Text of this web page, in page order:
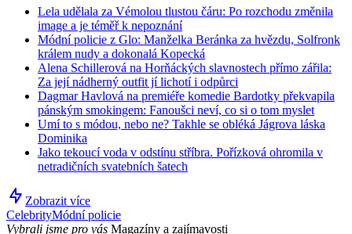
Lela udělala za Vémolou tlustou čáru: Po rozchodu změnila
image a je téměř k nepoznání
Módní policie z Glo: Manželka Beránka za hvězdu, Solfronk
králem nudy a dokonalá Kopecká
Alena Schillerová na Horňáckých slavnostech přímo zářila:
Za její nádherný outfit jí lichotí i odpůrci
Dagmar Havlová na premiéře komedie Bardotky překvapila
pánským smokingem: Fanoušci neví, co si o tom myslet
Umí to s módou, nebo ne? Takhle se obléká Jágrova láska
Dominika
Jako tekoucí voda v odstínu stříbra. Pořízková ohromila v
netradičních svatebních šatech
Zobrazit více
CelebrityMódní policie
Vybrali jsme pro vás Magazíny a zajímavosti